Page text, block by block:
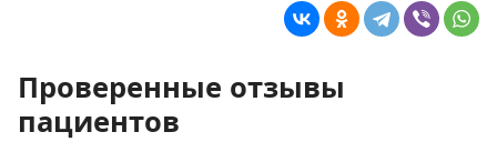
Проверенные отзывы
пациентов